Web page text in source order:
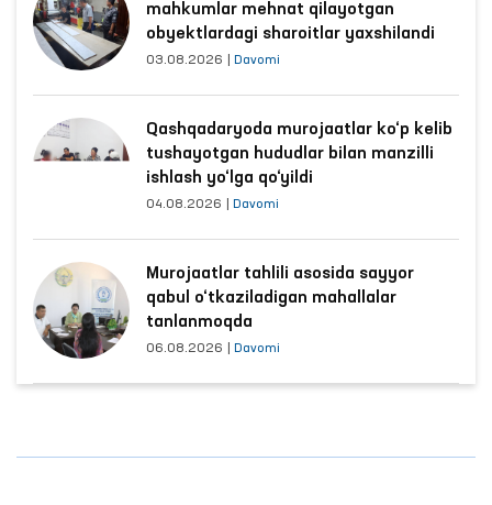
mahkumlar mehnat qilayotgan
obyektlardagi sharoitlar yaxshilandi
03.08.2026 Davomi
Qashqadaryoda murojaatlar ko‘p kelib
tushayotgan hududlar bilan manzilli
ishlash yo‘lga qo‘yildi
04.08.2026 Davomi
Murojaatlar tahlili asosida sayyor
qabul o‘tkaziladigan mahallalar
tanlanmoqda
06.08.2026 Davomi